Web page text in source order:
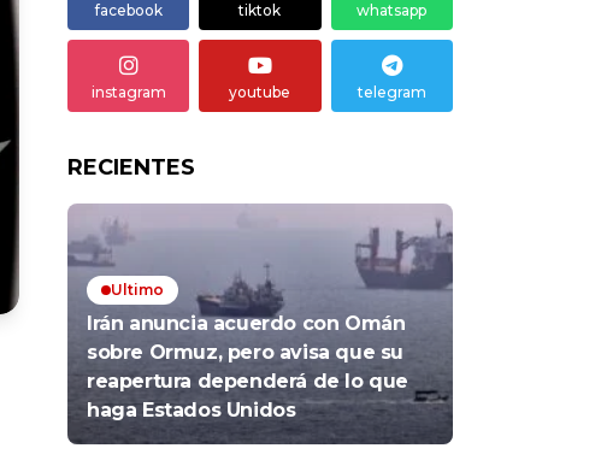
facebook tiktok whatsapp
instagram youtube telegram
RECIENTES
Ultimo
Irán anuncia acuerdo con Omán
sobre Ormuz, pero avisa que su
reapertura dependerá de lo que
haga Estados Unidos